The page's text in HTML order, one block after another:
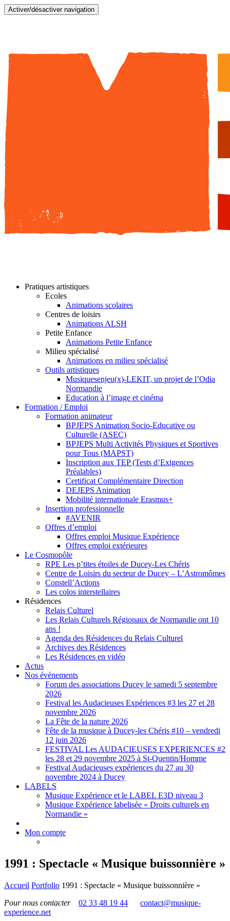
Activer/désactiver navigation
Pratiques artistiques
Ecoles
Animations scolaires
Centres de loisirs
Animations ALSH
Petite Enfance
Animations Petite Enfance
Milieu spécialisé
Animations en milieu spécialisé
Outils artistiques
Musiquesenjeu(x)-LEKIT, un projet de l’Odia
Normandie
Education à l’image et cinéma
Formation / Emploi
Formation animateur
BPJEPS Animation Socio-Educative ou
Culturelle (ASEC)
BPJEPS Multi Activités Physiques et Sportives
pour Tous (MAPST)
Inscription aux TEP (Tests d’Exigences
Préalables)
Certificat Complémentaire Direction
DEJEPS Animation
Mobilité internationale Erasmus+
Insertion professionnelle
#AVENIR
Offres d’emploi
Offres emploi Musique Expérience
Offres emploi extérieures
Le Cosmopôle
RPE Les p’tites étoiles de Ducey-Les Chéris
Centre de Loisirs du secteur de Ducey – L’Astromômes
Constell’Actions
Les colos interstellaires
Résidences
Relais Culturel
Les Relais Culturels Régionaux de Normandie ont 10
ans !
Agenda des Résidences du Relais Culturel
Archives des Résidences
Les Résidences en vidéo
Actus
Nos événements
Forum des associations Ducey le samedi 5 septembre
2026
Festival les Audacieuses Expériences #3 les 27 et 28
novembre 2026
La Fête de la nature 2026
Fête de la musique à Ducey-les Chéris #10 – vendredi
12 juin 2026
FESTIVAL Les AUDACIEUSES EXPERIENCES #2
les 28 et 29 novembre 2025 à St-Quentin/Homme
Festival Audacieuses expériences du 27 au 30
novembre 2024 à Ducey
LABELS
Musique Expérience et le LABEL E3D niveau 3
Musique Expérience labelisée « Droits culturels en
Normandie »
Mon compte
1991 : Spectacle « Musique buissonnière »
Accueil Portfolio 1991 : Spectacle « Musique buissonnière »
Pour nous contacter
02 33 48 19 44
contact@musique-
experience.net